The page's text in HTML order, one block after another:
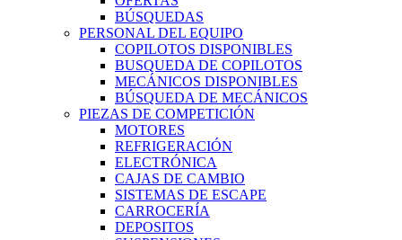
BÚSQUEDAS
PERSONAL DEL EQUIPO
COPILOTOS DISPONIBLES
BUSQUEDA DE COPILOTOS
MECÁNICOS DISPONIBLES
BÚSQUEDA DE MECÁNICOS
PIEZAS DE COMPETICIÓN
MOTORES
REFRIGERACIÓN
ELECTRÓNICA
CAJAS DE CAMBIO
SISTEMAS DE ESCAPE
CARROCERÍA
DEPOSITOS